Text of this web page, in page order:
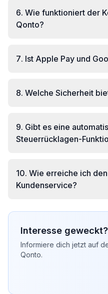
6. Wie funktioniert der
Qonto?
7. Ist Apple Pay und
8. Welche Sicherheit
9. Gibt es eine
Steuerrücklagen-
10. Wie erreiche ich
Kundenservice?
Interesse geweckt?
Informiere dich jetzt auf
Qonto.